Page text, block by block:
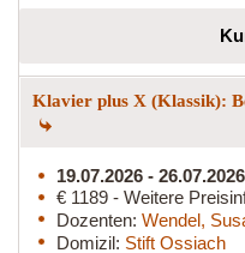
Klavier plus X (Klassik):
19.07.2026 - 26.07.2026
€ 1189 - Weitere
Dozenten: Wendel,
Domizil: Stift Ossiach